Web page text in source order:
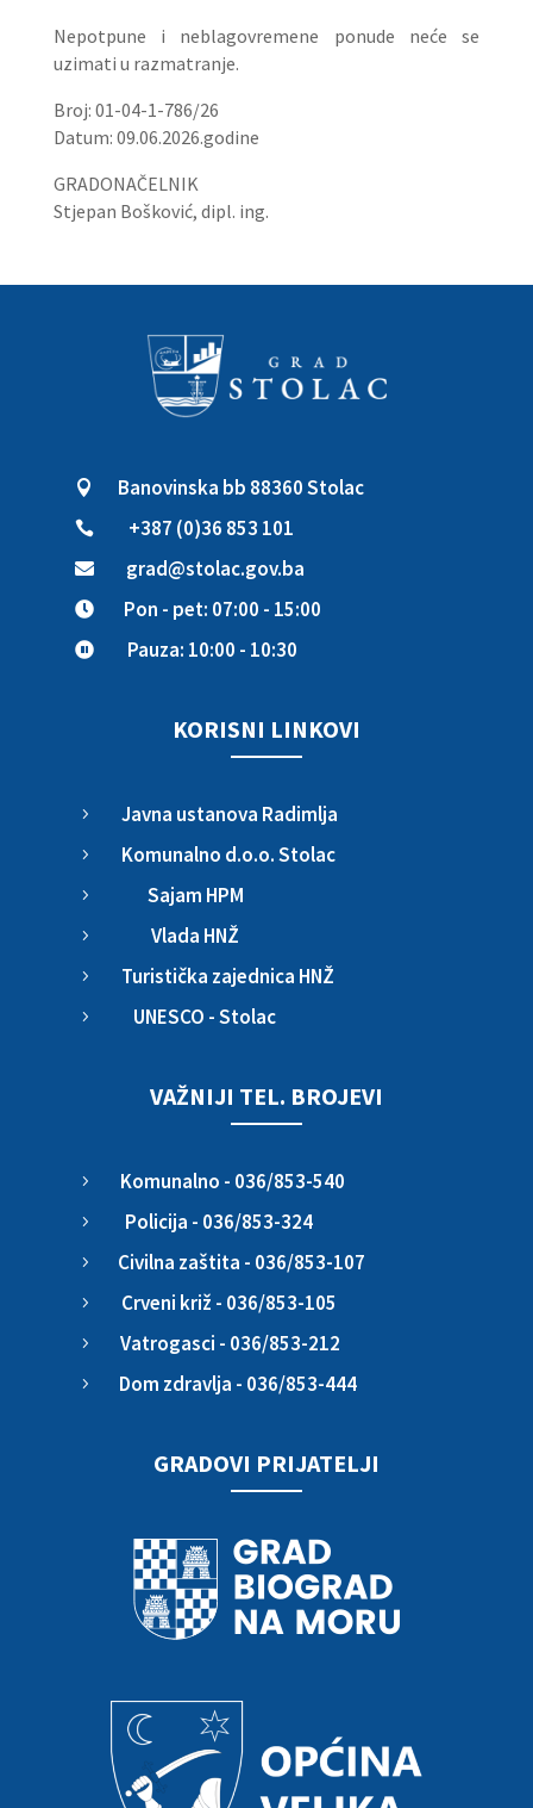
Nepotpune i neblagovremene ponude neće se
uzimati u razmatranje.
Broj: 01-04-1-786/26
Datum: 09.06.2026.godine
GRADONAČELNIK
Stjepan Bošković, dipl. ing.
 Banovinska bb 88360 Stolac
 +387 (0)36 853 101
 grad@stolac.gov.ba
 Pon - pet: 07:00 - 15:00
 Pauza: 10:00 - 10:30
KORISNI LINKOVI
5 Javna ustanova Radimlja
5 Komunalno d.o.o. Stolac
5 Sajam HPM
5 Vlada HNŽ
5 Turistička zajednica HNŽ
5 UNESCO - Stolac
VAŽNIJI TEL. BROJEVI
5 Komunalno - 036/853-540
5 Policija - 036/853-324
5 Civilna zaštita - 036/853-107
5 Crveni križ - 036/853-105
5 Vatrogasci - 036/853-212
5 Dom zdravlja - 036/853-444
GRADOVI PRIJATELJI